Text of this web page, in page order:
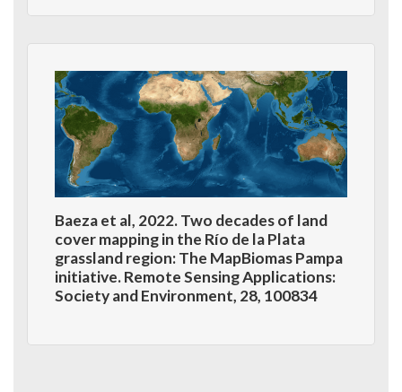
Baeza et al, 2022. Two decades of land
cover mapping in the Río de la Plata
grassland region: The MapBiomas Pampa
initiative. Remote Sensing Applications:
Society and Environment, 28, 100834